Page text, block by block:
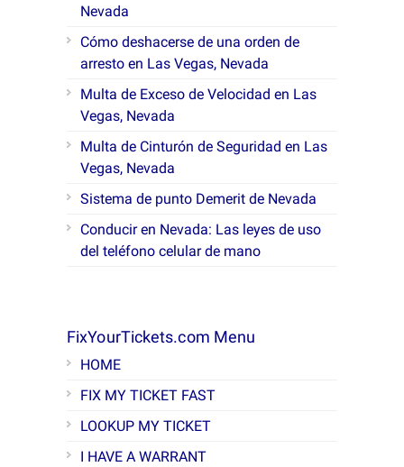
Nevada
Cómo deshacerse de una orden de
arresto en Las Vegas, Nevada
Multa de Exceso de Velocidad en Las
Vegas, Nevada
Multa de Cinturón de Seguridad en Las
Vegas, Nevada
Sistema de punto Demerit de Nevada
Conducir en Nevada: Las leyes de uso
del teléfono celular de mano
FixYourTickets.com Menu
HOME
FIX MY TICKET FAST
LOOKUP MY TICKET
I HAVE A WARRANT